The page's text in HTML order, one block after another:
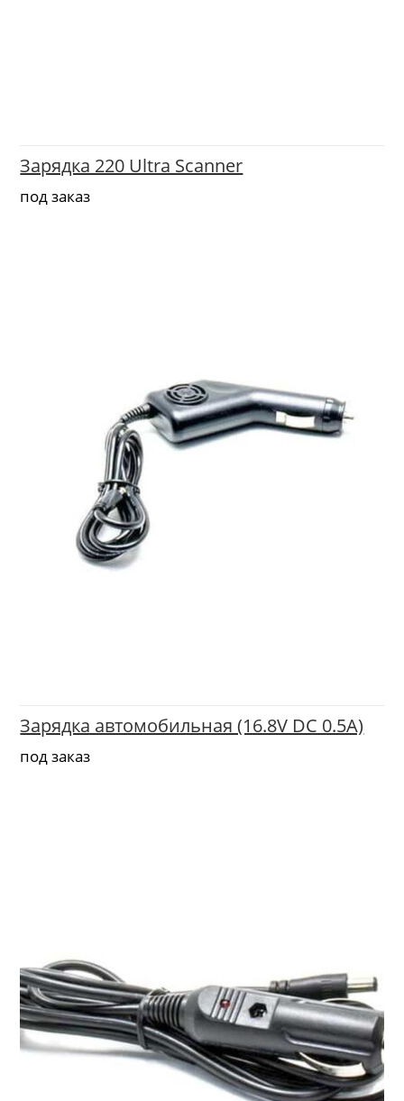
Зарядка 220 Ultra Scanner
под заказ
Зарядка автомобильная (16.8V DC 0.5A)
под заказ